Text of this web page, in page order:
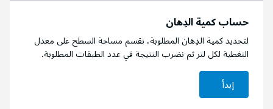
حساب كمية الدِهان
لتحديد كمية الدِهان المطلوبة، نقسم مساحة السطح على معدل
التغطية لكل لتر ثم نضرب النتيجة في عدد الطبقات المطلوبة.
إبدأ